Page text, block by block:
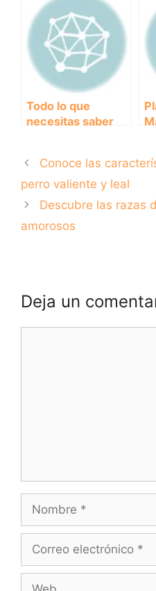
Descubre las
posibles causas y
cómo ayudarlo
Todo lo que
necesitas saber
cuidados de un
Golden Retriever
Conoce las
perro valiente y leal
Descubre las razas
amorosos
Deja un